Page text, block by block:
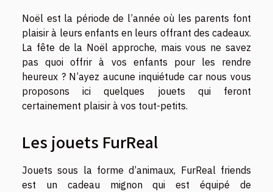
Noël est la période de l’année où les parents font
plaisir à leurs enfants en leurs offrant des cadeaux.
La fête de la Noël approche, mais vous ne savez
pas quoi offrir à vos enfants pour les rendre
heureux ? N’ayez aucune inquiétude car nous vous
proposons ici quelques jouets qui feront
certainement plaisir à vos tout-petits.
Les jouets FurReal
Jouets sous la forme d’animaux, FurReal friends
est un cadeau mignon qui est équipé de